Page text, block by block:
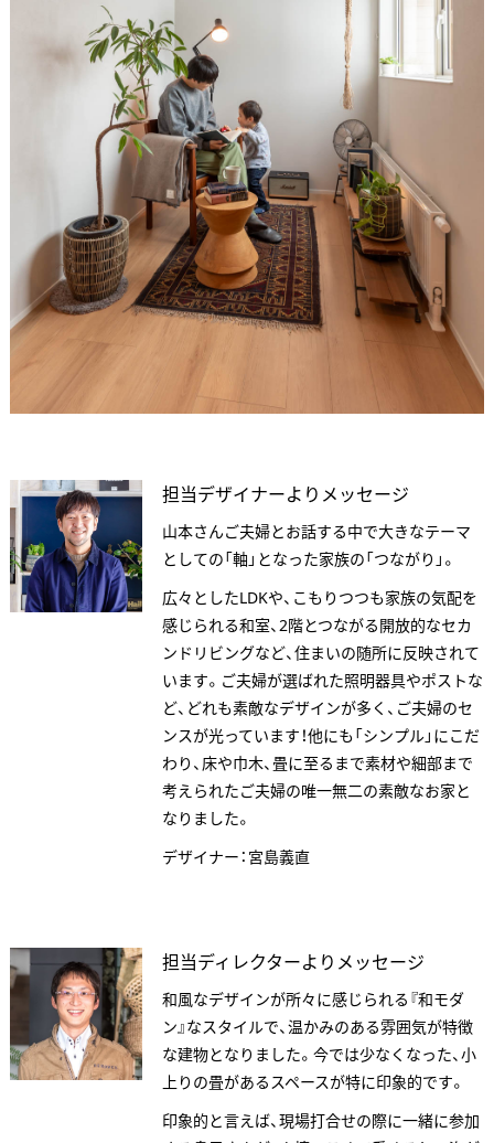
EVENT
WORKS
ABOUT US
STAFF BLOG
RECRUIT
担当デザイナーよりメッセージ
山本さんご夫婦とお話する中で大きなテーマ
としての「軸」となった家族の「つながり」。
広々としたLDKや、こもりつつも家族の気配を
感じられる和室、2階とつながる開放的なセカ
ンドリビングなど、住まいの随所に反映されて
います。ご夫婦が選ばれた照明器具やポストな
ど、どれも素敵なデザインが多く、ご夫婦のセ
ンスが光っています！他にも「シンプル」にこだ
わり、床や巾木、畳に至るまで素材や細部まで
考えられたご夫婦の唯一無二の素敵なお家と
なりました。
デザイナー：宮島義直
担当ディレクターよりメッセージ
和風なデザインが所々に感じられる『和モダ
ン』なスタイルで、温かみのある雰囲気が特徴
な建物となりました。今では少なくなった、小
上りの畳があるスペースが特に印象的です。
印象的と言えば、現場打合せの際に一緒に参加